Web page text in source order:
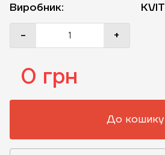
Виробник:
KVIT
-
+
0 грн
До кошику